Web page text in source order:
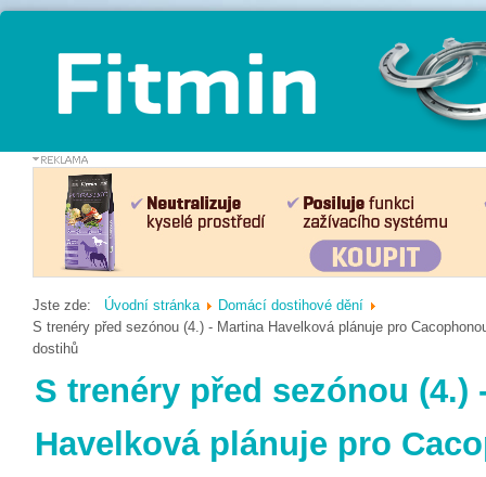
Jste zde: Úvodní stránka
Domácí dostihové dění
S trenéry před sezónou (4.) - Martina Havelková plánuje pro
dostihů
S trenéry před sezónou (4.)
Havelková plánuje pro